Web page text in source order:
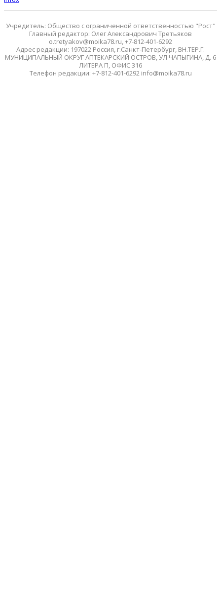
Учредитель: Общество с ограниченной ответственностью "Рост"
Главный редактор: Олег Александрович Третьяков
o.tretyakov@moika78.ru, +7-812-401-6292
Адрес редакции: 197022 Россия, г.Санкт-Петербург, ВН.ТЕР.Г.
МУНИЦИПАЛЬНЫЙ ОКРУГ АПТЕКАРСКИЙ ОСТРОВ, УЛ ЧАПЫГИНА, Д. 6
ЛИТЕРА П, ОФИС 316
Телефон редакции: +7-812-401-6292 info@moika78.ru